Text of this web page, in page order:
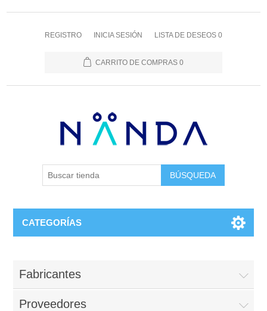
REGISTRO INICIA SESIÓN LISTA DE DESEOS 0
CARRITO DE COMPRAS 0
BÚSQUEDA
CATEGORÍAS
Fabricantes
Proveedores